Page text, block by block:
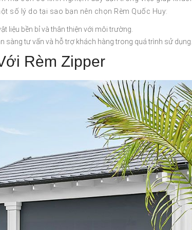
số lý do tại sao bạn nên chọn Rèm Quốc Huy:
liệu bền bỉ và thân thiện với môi trường.
sàng tư vấn và hỗ trợ khách hàng trong quá trình sử dụng.
Rèm Zipper